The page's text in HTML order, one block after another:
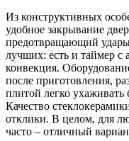
Из конструктивных
удобное закрывание
предотвращающий
лучших: есть и таймер с
конвекция.
после приготовления,
плитой легко ухаживать
Качество
отклики. В целом, для
часто – отличный